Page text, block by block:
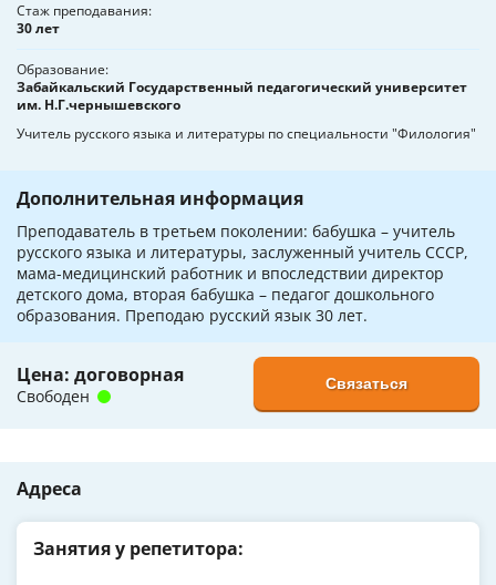
Стаж преподавания
30 лет
Образование
Забайкальский Государственный педагогический университет
им. Н.Г.чернышевского
Учитель русского языка и литературы по специальности "Филология"
Дополнительная информация
Преподаватель в третьем поколении: бабушка – учитель
русского языка и литературы, заслуженный учитель СССР,
мама-медицинский работник и впоследствии директор
детского дома, вторая бабушка – педагог дошкольного
образования. Преподаю русский язык 30 лет.
Цена: договорная
Свободен
Связаться
Адреса
Занятия у репетитора: